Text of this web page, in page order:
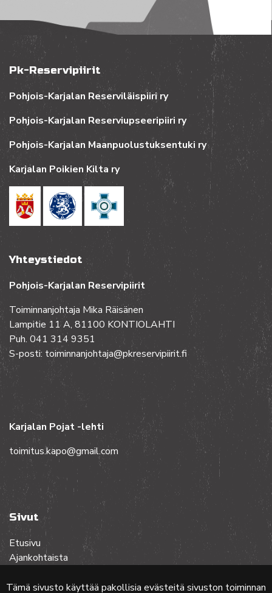
Tämä sivusto käyttää pakollisia evästeitä sivuston toiminnan
Pk-Reservipiirit
Pohjois-Karjalan Reserviläispiiri ry
Pohjois-Karjalan Reserviupseeripiiri ry
Pohjois-Karjalan Maanpuolustuksentuki ry
Karjalan Poikien Kilta ry
Yhteystiedot
Pohjois-Karjalan Reservipiirit
Toiminnanjohtaja Mika Räisänen
Lampitie 11 A, 81100 KONTIOLAHTI
Puh. 041 314 9351
S-posti: toiminnanjohtaja@pkreservipiirit.fi
Karjalan Pojat -lehti
toimitus.kapo@gmail.com
Sivut
Etusivu
Ajankohtaista
Lehdet